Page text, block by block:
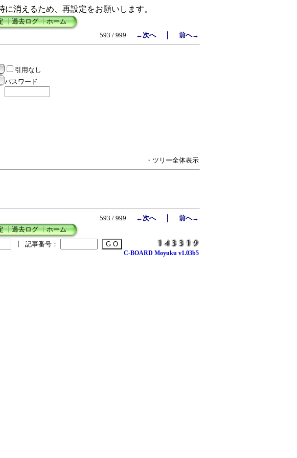
消えるため、再設定をお願いします。
┃過去ログ┃ホーム
593 / 999
←次へ｜ 前へ→
引用なし
パスワード
・ツリー全体表示
593 / 999 ←次へ｜ 前へ→
┃過去ログ┃ホーム
記事番号：
C-BOARD Moyuku v1.03b5